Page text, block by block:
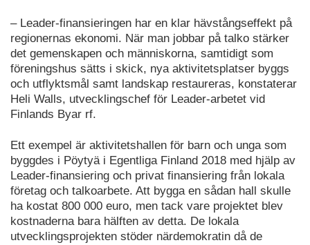
– Leader-finansieringen har en klar hävstångseffekt på
regionernas ekonomi. När man jobbar på talko stärker
det gemenskapen och människorna, samtidigt som
föreningshus sätts i skick, nya aktivitetsplatser byggs
och utflyktsmål samt landskap restaureras, konstaterar
Heli Walls, utvecklingschef för Leader-arbetet vid
Finlands Byar rf.
Ett exempel är aktivitetshallen för barn och unga som
byggdes i Pöytyä i Egentliga Finland 2018 med hjälp av
Leader-finansiering och privat finansiering från lokala
företag och talkoarbete. Att bygga en sådan hall skulle
ha kostat 800 000 euro, men tack vare projektet blev
kostnaderna bara hälften av detta. De lokala
utvecklingsprojekten stöder närdemokratin då de